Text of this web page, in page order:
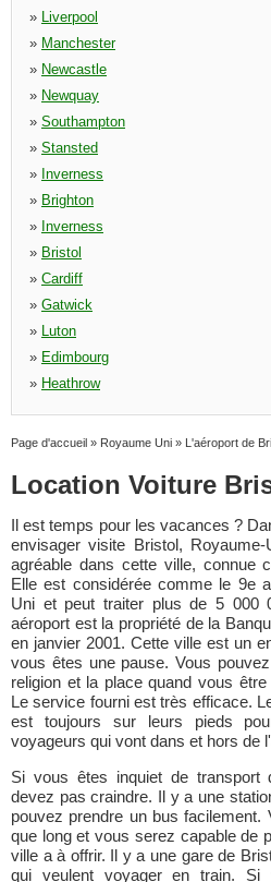
» Liverpool
» Manchester
» Newcastle
» Newquay
» Southampton
» Stansted
» Inverness
» Brighton
» Inverness
» Bristol
» Cardiff
» Gatwick
» Luton
» Edimbourg
» Heathrow
Page d'accueil » Royaume Uni » L'aéroport de
Location Voiture
Il est temps pour les vacances ?
envisager visite Bristol,
agréable dans cette ville, connue
Elle est considérée comme le 9e
Uni et peut traiter plus de 5 000
aéroport est la propriété de la
en janvier 2001. Cette ville est un
vous êtes une pause. Vous
religion et la place quand vous
Le service fourni est très efficace.
est toujours sur leurs pieds
voyageurs qui vont dans et hors de
Si vous êtes inquiet de transport
devez pas craindre. Il y a une
pouvez prendre un bus facilement.
que long et vous serez capable de
ville a à offrir. Il y a une gare de
qui veulent voyager en train. Si